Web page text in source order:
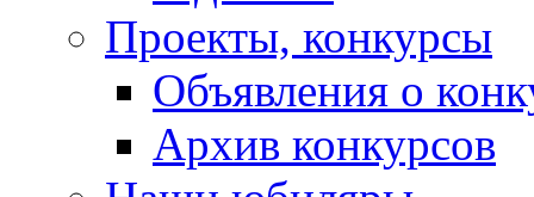
Проекты, конкурсы
Объявления о
Архив конкурсов